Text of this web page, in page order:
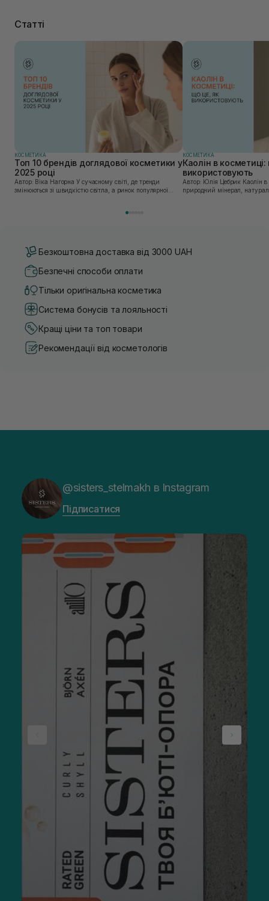
Статті
КОСМЕТИКА
Топ 10 брендів доглядової косметики у
2025 році
Автор: Віка Нагорна У сучасному світі, де тренди
змінюються зі швидкістю світла, а ринок популярної
КОСМЕТИКА
Каолін в
використовують
Автор: Юлія Цебрик Каолін в косметології – це
природний мінерал,
Безкоштовна доставка від 3000 UAH
Безпечні способи оплати
Тільки оригінальна косметика
Система бонусів та лояльності
Кращі ціни та топ товари
Рекомендації від косметологів
@sisters_stelmakh в Instagram
Підписатися